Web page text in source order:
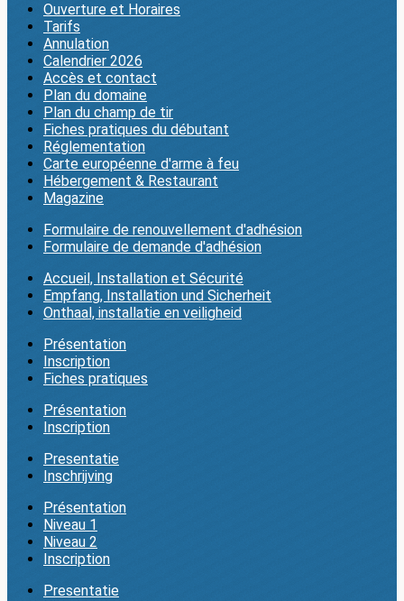
Ouverture et Horaires
Tarifs
Annulation
Calendrier 2026
Accès et contact
Plan du domaine
Plan du champ de tir
Fiches pratiques du débutant
Réglementation
Carte européenne d'arme à feu
Hébergement & Restaurant
Magazine
Formulaire de renouvellement d'adhésion
Formulaire de demande d'adhésion
Accueil, Installation et Sécurité
Empfang, Installation und Sicherheit
Onthaal, installatie en veiligheid
Présentation
Inscription
Fiches pratiques
Présentation
Inscription
Presentatie
Inschrijving
Présentation
Niveau 1
Niveau 2
Inscription
Presentatie